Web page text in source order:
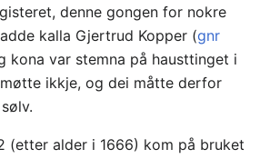
denne gongen for nokre
kalla Gjertrud Kopper (gnr
kona var stemna på hausttinget i
ikkje, og dei måtte derfor
(etter alder i 1666) kom på bruket